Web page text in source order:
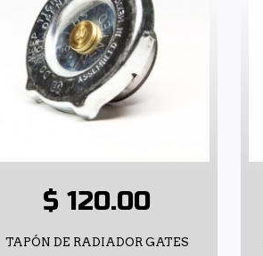
$ 120.00
TAPÓN DE RADIADOR GATES